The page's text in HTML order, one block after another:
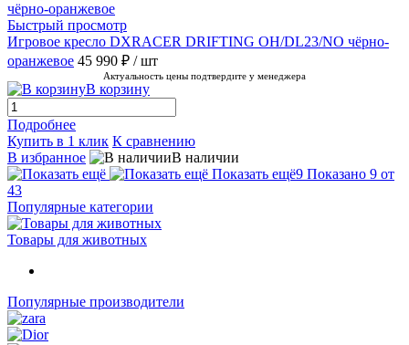
Быстрый просмотр
Игровое кресло DXRACER DRIFTING OH/DL23/NO чёрно-
оранжевое 45 990 ₽ / шт
Актуальность цены подтвердите у менеджера
В корзину
Подробнее
Купить в 1 клик К сравнению
В избранное
В наличии
Показать ещё9 Показано 9 от
43
Популярные категории
Товары для животных
Популярные производители